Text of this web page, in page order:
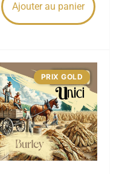
Ajouter au panier
PRIX GOLD